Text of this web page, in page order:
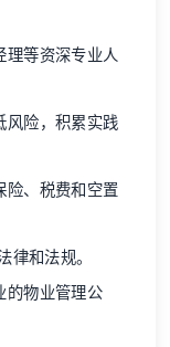
理等资深专业人
风险，积累实践
险、税费和空置
律和法规。
的物业管理公